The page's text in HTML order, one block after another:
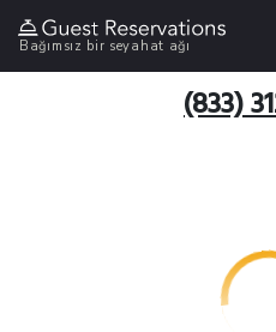
Bağımsız bir seyahat ağı
(833)